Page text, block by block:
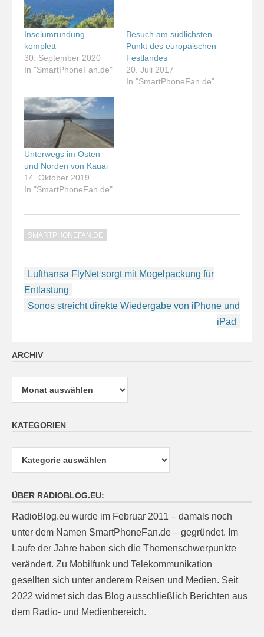
Inselumrundung
komplett
30. September 2020
In "SmartPhoneFan.de"
Besuch am südlichsten
Punkt des europäischen
Festlandes
20. Juli 2017
In "SmartPhoneFan.de"
Unterwegs im Osten
und Norden von Kauai
14. Oktober 2019
In "SmartPhoneFan.de"
SMARTPHONEFAN.DE
Beitragsnavigation
Lufthansa FlyNet sorgt mit Mogelpackung für
Entlastung
Sonos streicht direkte Wiedergabe von iPhone und
iPad
ARCHIV
Archiv
KATEGORIEN
ÜBER RADIOBLOG.EU:
RadioBlog.eu wurde im Februar 2011 – damals noch
unter dem Namen SmartPhoneFan.de – gegründet. Im
Laufe der Jahre haben sich die Themenschwerpunkte
verändert. Zu Mobilfunk und Telekommunikation
gesellten sich unter anderem Reisen und Medien. Seit
2022 widmet sich das Blog ausschließlich Berichten aus
dem Radio- und Medienbereich.